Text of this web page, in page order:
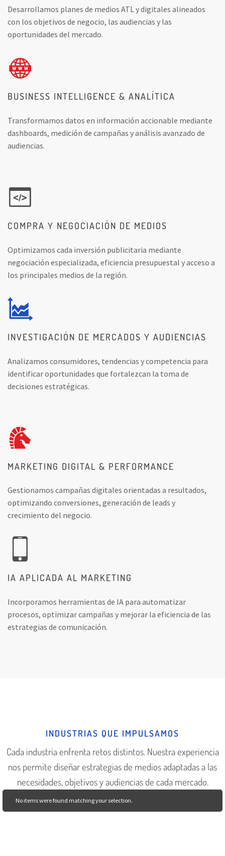
Desarrollamos planes de medios ATL y digitales alineados
con los objetivos de negocio, las audiencias y las
oportunidades del mercado.
BUSINESS INTELLIGENCE & ANALÍTICA
Transformamos datos en información accionable mediante
dashboards, medición de campañas y análisis avanzado de
audiencias.
COMPRA Y NEGOCIACIÓN DE MEDIOS
Optimizamos cada inversión publicitaria mediante
negociación especializada, eficiencia presupuestal y acceso a
los principales medios de la región.
INVESTIGACIÓN DE MERCADOS Y AUDIENCIAS
Analizamos consumidores, tendencias y competencia para
identificar oportunidades que fortalezcan la toma de
decisiones estratégicas.
MARKETING DIGITAL & PERFORMANCE
Gestionamos campañas digitales orientadas a resultados,
optimizando conversiones, generación de leads y
crecimiento del negocio.
IA APLICADA AL MARKETING
Incorporamos herramientas de IA para automatizar
procesos, optimizar campañas y mejorar la eficiencia de las
estrategias de comunicación.
INDUSTRIAS QUE IMPULSAMOS
Cada industria enfrenta retos distintos. Nuestra experiencia
nos permite diseñar estrategias de medios adaptadas a las
necesidades, objetivos y audiencias de cada mercado.
No items were found matching your selection.